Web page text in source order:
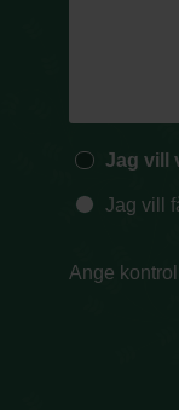
Jag vill
Jag vill
Ange